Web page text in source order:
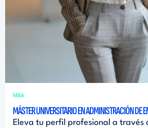
MBA
MÁSTER UNIVERSITARIO EN ADMINISTRACIÓN DE
Eleva tu perfil profesional a través